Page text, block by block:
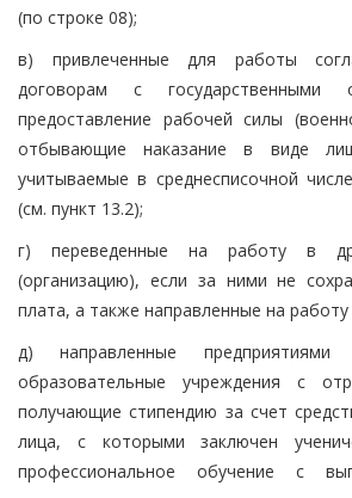
(по строке 08);
в) привлеченные для работы
договорам с государственными
предоставление рабочей силы
отбывающие наказание в виде
учитываемые в среднесписочной
(см. пункт 13.2);
г) переведенные на работу в
(организацию), если за ними не
плата, а также направленные на работу
д) направленные
образовательные учреждения с
получающие стипендию за счет
лица, с которыми заключен
профессиональное обучение с